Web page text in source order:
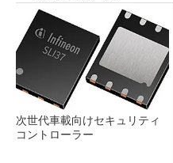
次世代車載向けセキュリティ
コントローラー